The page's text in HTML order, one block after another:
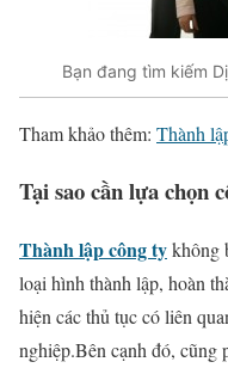
Bạn đang tìm kiếm
Tham khảo thêm: Thành
Tại sao cần lựa chọn
Thành lập công tykhông
loại hình thành lập, hoàn
hiện các thủ tục có liên
nghiệp.Bên cạnh đó, cũng